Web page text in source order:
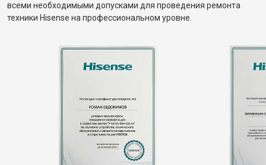
всеми необходимыми допусками для проведения ремонта
техники Hisense на профессиональном уровне.